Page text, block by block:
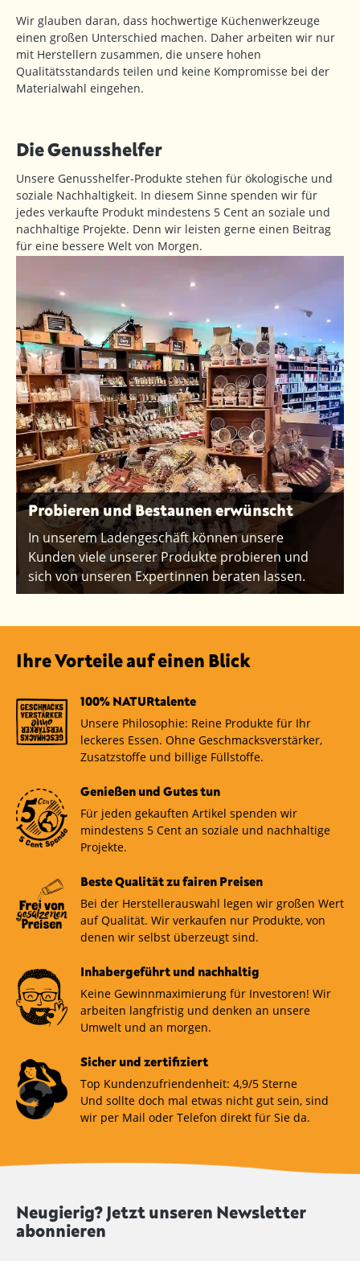
Wir glauben daran, dass hochwertige Küchenwerkzeuge
einen großen Unterschied machen. Daher arbeiten wir nur
mit Herstellern zusammen, die unsere hohen
Qualitätsstandards teilen und keine Kompromisse bei der
Materialwahl eingehen.
Die Genusshelfer
Unsere Genusshelfer-Produkte stehen für ökologische und
soziale Nachhaltigkeit. In diesem Sinne spenden wir für
jedes verkaufte Produkt mindestens 5 Cent an soziale und
nachhaltige Projekte. Denn wir leisten gerne einen Beitrag
für eine bessere Welt von Morgen.
Probieren und Bestaunen erwünscht
In unserem Ladengeschäft können unsere
Kunden viele unserer Produkte probieren und
sich von unseren Expertinnen beraten lassen.
Ihre Vorteile auf einen Blick
100% NATURtalente
Unsere Philosophie: Reine Produkte für Ihr
leckeres Essen. Ohne Geschmacksverstärker,
Zusatzstoffe und billige Füllstoffe.
Genießen und Gutes tun
Für jeden gekauften Artikel spenden wir
mindestens 5 Cent an soziale und nachhaltige
Projekte.
Beste Qualität zu fairen Preisen
Bei der Herstellerauswahl legen wir großen Wert
auf Qualität. Wir verkaufen nur Produkte, von
denen wir selbst überzeugt sind.
Inhabergeführt und nachhaltig
Keine Gewinnmaximierung für Investoren! Wir
arbeiten langfristig und denken an unsere
Umwelt und an morgen.
Sicher und zertifiziert
Top Kundenzufriendenheit: 4,9/5 Sterne
Und sollte doch mal etwas nicht gut sein, sind
wir per Mail oder Telefon direkt für Sie da.
Neugierig? Jetzt unseren Newsletter
abonnieren